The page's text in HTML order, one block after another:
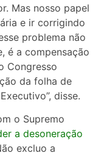
Mas nosso papel
e ir corrigindo
problema não
é a compensação
Congresso
da folha de
disse.
o Supremo
a desoneração
excluo a